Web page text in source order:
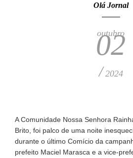
Olá Jornal
outubro
02
/2024
A Comunidade Nossa Senhora
Brito, foi palco de uma noite
durante o último Comício da
prefeito Maciel Marasca e a vice-